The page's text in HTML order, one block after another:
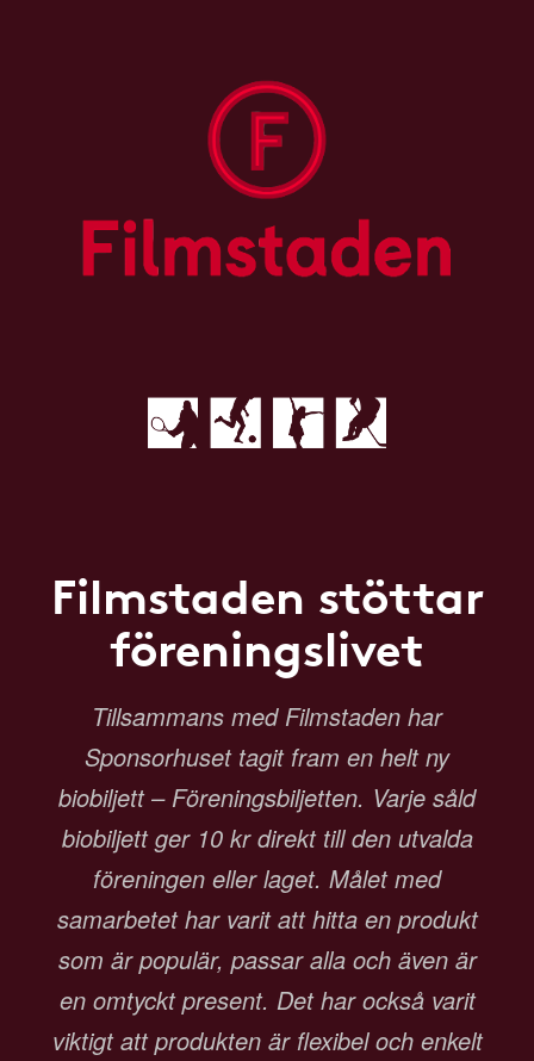
Filmstaden stöttar
föreningslivet
Tillsammans med Filmstaden har
Sponsorhuset tagit fram en helt ny
biobiljett – Föreningsbiljetten. Varje såld
biobiljett ger 10 kr direkt till den utvalda
föreningen eller laget. Målet med
samarbetet har varit att hitta en produkt
som är populär, passar alla och även är
en omtyckt present. Det har också varit
viktigt att produkten är flexibel och enkelt